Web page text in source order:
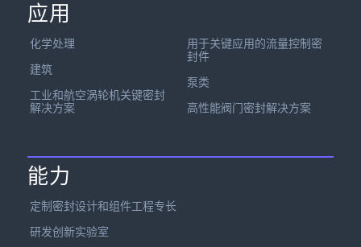
应用
化学处理
建筑
工业和航空涡轮机关键密封
解决方案
用于关键应用的流量控制密
封件
泵类
高性能阀门密封解决方案
能力
定制密封设计和组件工程专长
研发创新实验室